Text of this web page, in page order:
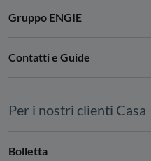
Gruppo ENGIE
Contatti e Guide
Per i nostri clienti Casa
Bolletta